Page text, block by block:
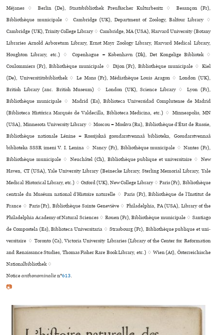
Méjanes ♢ Berlin (De), Staatsbibliothek Preußischer Kulturbesitz ♢ Besançon (Fr),
Bibliothèque muni­ci­pale ♢ Cambridge (UK), Department of Zoology, Balfour Library ♢
Cambridge (UK), Trinity College Library ♢ Cambridge, MA (USA), Harvard University (Botany
Libraries Arnold Arboretum Library, Ernst Mayr Zoology Library, Harvard Medical Library,
Houghton Library, etc.) ♢ Copenhague = København (Dk), Det Kongelige Bibliotek ♢
Coulommiers (Fr), Bibliothèque muni­ci­pale ♢ Dijon (Fr), Bibliothèque muni­ci­pale ♢ Kiel
(De), Universitätsbibliothek ♢ Le Mans (Fr), Médiathèque Louis Aragon ♢ London (UK),
British Library (anc. British Museum) ♢ London (UK), Science Library ♢ Lyon (Fr),
Bibliothèque muni­ci­pale ♢ Madrid (Es), Biblioteca Universidad Complutense de Madrid
(Biblioteca Histórica Marqués de Valdecilla, Biblioteca Medicina, etc.) ♢ Minneapolis, MN
(USA), Minnesota University Library ♢ Moscou = Moskva (Ru), Bibliothèque d’État de Russie,
Bibliothèque nationale Lénine = Rossijskaâ gosudarstvennaâ biblioteka, Gosudarstvennaâ
biblioteka SSSR imeni V. I. Lenina ♢ Nancy (Fr), Bibliothèque muni­ci­pale ♢ Nantes (Fr),
Bibliothèque muni­ci­pale ♢ Neuchâtel (Ch), Bibliothèque publi­que et uni­ver­si­taire ♢ New
Haven, CT (USA), Yale University Library (Beinecke Library, Sterling Memorial Library, Yale
Medical Historical Library, etc.) ♢ Oxford (UK), New College Library ♢ Paris (Fr), Bibliothèque
cen­trale du Muséum natio­nal d’Histoire natu­relle ♢ Paris (Fr), Bibliothèque de l’Institut de
France ♢ Paris (Fr), Bibliothèque Sainte Geneviève ♢ Philadelphia, PA (USA), Library of the
Philadelphia Academy of Natural Sciences ♢ Rouen (Fr), Bibliothèque muni­ci­pale ♢ Santiago
de Compostela (Es), Biblioteca Universitaria ♢ Strasbourg (Fr), Bibliothèque publi­que et uni­
ver­si­taire ♢ Toronto (Ca), Victoria University Libraries (Library of the Center for Reformation
and Renaissance Studies, Thomas Fisher Rare Book Library, etc.) ♢ Wien (At), Österreichische
Nationalbibliothek ♢
Noticeanthonominalien°613.
📷